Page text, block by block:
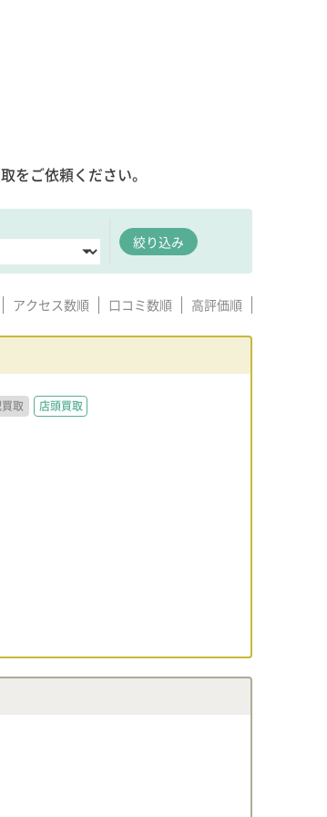
をご依頼ください。
絞り込み
アクセス数順 口コミ数順 高評価順
取 店頭買取